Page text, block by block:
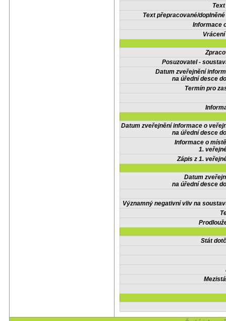
Text přepracované/
Informace
Posuzovatel -
Datum zveřejnění
na úřední desce
Termín pro
Datum zveřejnění informace o
na úřední desce
Informace o
1.
Zápis z 1.
Datum
na úřední desce
Významný negativní vliv na
Stát